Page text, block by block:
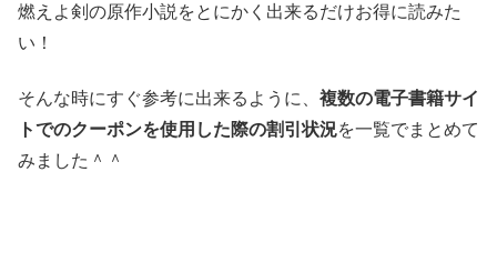
燃えよ剣の原作小説をとにかく出来るだけお得に読みた
い！
そんな時にすぐ参考に出来るように、 複数の電子書籍サイ
トでのクーポンを使用した際の割引状況を一覧でまとめて
みました＾＾